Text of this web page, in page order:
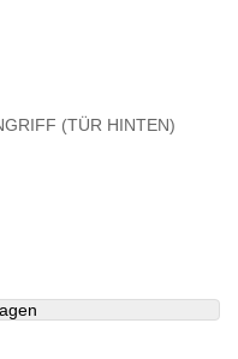
(TÜR HINTEN)